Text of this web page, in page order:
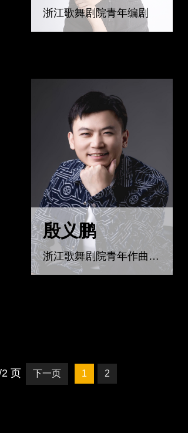
浙江歌舞剧院青年编剧
殷义鹏
浙江歌舞剧院青年作曲，音乐制作人
页 下一页 1 2